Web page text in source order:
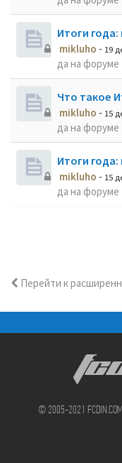
Итоги
mikluho - 19
да на форуме
Что такое
mikluho - 15
да на форуме
Итоги
mikluho - 15
да на форуме
Перейти к
© 2005-2021